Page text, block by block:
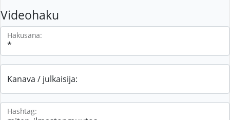
Videohaku
Hakusana:
Kanava / julkaisija:
Hashtag: